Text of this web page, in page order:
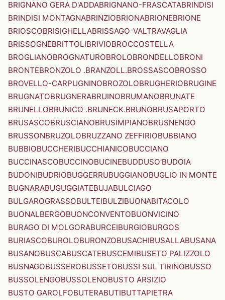
BRIGNANO GERA D'ADDABRIGNANO-FRASCATABRINDISI
BRINDISI MONTAGNABRINZIOBRIONABRIONEBRIONE
BRIOSCOBRISIGHELLABRISSAGO-VALTRAVAGLIA
BRISSOGNEBRITTOLIBRIVIOBROCCOSTELLA
BROGLIANOBROGNATUROBROLOBRONDELLOBRONI
BRONTEBRONZOLO .BRANZOLL.BROSSASCOBROSSO
BROVELLO-CARPUGNINOBROZOLOBRUGHERIOBRUGINE
BRUGNATOBRUGNERABRUINOBRUMANOBRUNATE
BRUNELLOBRUNICO .BRUNECK.BRUNOBRUSAPORTO
BRUSASCOBRUSCIANOBRUSIMPIANOBRUSNENGO
BRUSSONBRUZOLOBRUZZANO ZEFFIRIOBUBBIANO
BUBBIOBUCCHERIBUCCHIANICOBUCCIANO
BUCCINASCOBUCCINOBUCINEBUDDUSO'BUDOIA
BUDONIBUDRIOBUGGERRUBUGGIANOBUGLIO IN MONTE
BUGNARABUGUGGIATEBUJABULCIAGO
BULGAROGRASSOBULTEIBULZIBUONABITACOLO
BUONALBERGOBUONCONVENTOBUONVICINO
BURAGO DI MOLGORABURCEIBURGIOBURGOS
BURIASCOBUROLOBURONZOBUSACHIBUSALLABUSANA
BUSANOBUSCABUSCATEBUSCEMIBUSETO PALIZZOLO
BUSNAGOBUSSEROBUSSETOBUSSI SUL TIRINOBUSSO
BUSSOLENGOBUSSOLENOBUSTO ARSIZIO
BUSTO GAROLFOBUTERABUTIBUTTAPIETRA